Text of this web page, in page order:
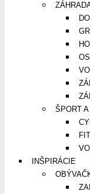
ŠPORT
INŠPIRÁCIE